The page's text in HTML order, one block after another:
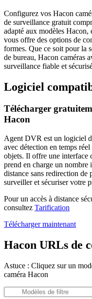
Configurez vos Hacon
de surveillance gratuit
adapté aux modèles
vous offre des options de
formes. Que ce soit pour la
de bureau, Hacon caméras
surveillance fiable et
Logiciel
Télécharger
Hacon
Agent DVR est un logiciel
avec détection en temps
objets. Il offre une interface
prend en charge un nombre
distance sans redirection
surveiller et sécuriser votre
Pour un accès à distance
consultez Tarification
Télécharger maintenant
Hacon URLs de
Astuce : Cliquez sur un
caméra Hacon